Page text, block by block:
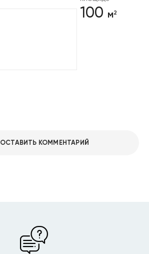
100 м2
ОСТАВИТЬ КОММЕНТАРИЙ